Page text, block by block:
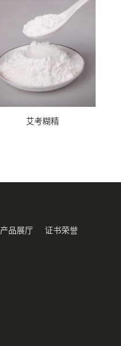
艾考糊精
产品展厅 证书荣誉